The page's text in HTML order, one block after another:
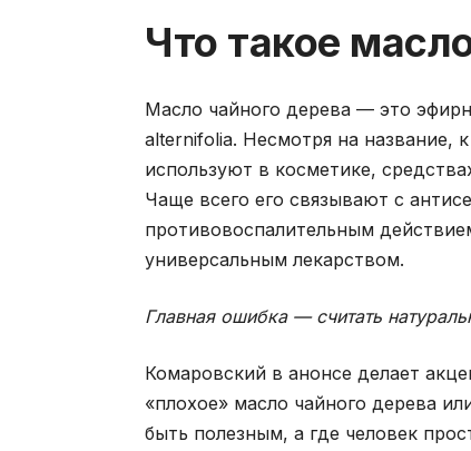
Что такое
Масло чайного дерева — это
alternifolia. Несмотря на название,
используют в косметике,
Чаще всего его связывают с
противовоспалительным
универсальным лекарством.
Главная ошибка — считать
Комаровский в анонсе делает
«плохое» масло чайного дерева
быть полезным, а где человек